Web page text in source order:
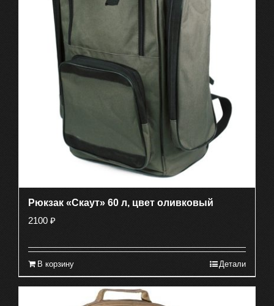
Рюкзак «Скаут» 60 л, цвет оливковый
2100 ₽
В корзину Детали